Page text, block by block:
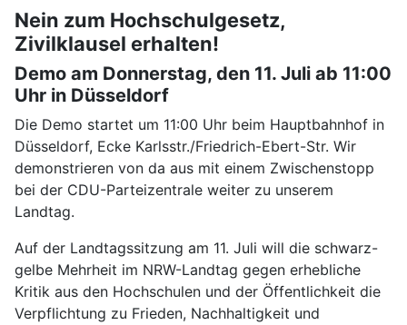
Nein zum Hochschulgesetz,
Zivilklausel erhalten!
Demo am Donnerstag, den 11. Juli ab 11:00
Uhr in Düsseldorf
Die Demo startet um 11:00 Uhr beim Hauptbahnhof in
Düsseldorf, Ecke Karlsstr./Friedrich-Ebert-Str. Wir
demonstrieren von da aus mit einem Zwischenstopp
bei der CDU-Parteizentrale weiter zu unserem
Landtag.
Auf der Landtagssitzung am 11. Juli will die schwarz-
gelbe Mehrheit im NRW-Landtag gegen erhebliche
Kritik aus den Hochschulen und der Öffentlichkeit die
Verpflichtung zu Frieden, Nachhaltigkeit und